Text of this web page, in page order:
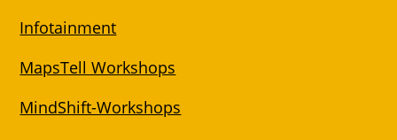
Infotainment
MapsTell Workshops
MindShift-Workshops